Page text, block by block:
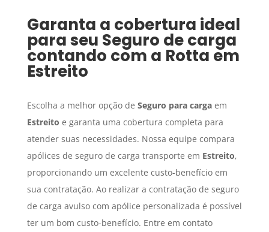
Garanta a cobertura ideal
para seu Seguro de carga
contando com a Rotta em
Estreito
Escolha a melhor opção de Seguro para cargaem
Estreito e garanta uma cobertura completa para
atender suas necessidades. Nossa equipe compara
apólices de seguro de carga transporte em Estreito,
proporcionando um excelente custo-benefício em
sua contratação. Ao realizar a contratação de seguro
de carga avulso com apólice personalizada é possível
ter um bom custo-benefício. Entre em contato